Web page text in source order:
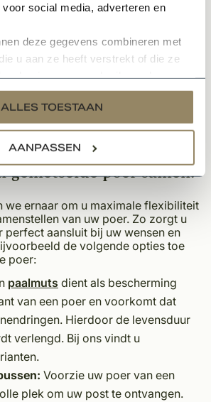
social media, adverteren en
deze gegevens combineren met
u aan ze heeft verstrekt of die ze
ALLES TOESTAAN
AANPASSEN
geven uw oprit een karakteristieke
is niet het enige! Allereerst bieden
waarop de poort of het hek kan
stabiliteit en duurzaamheid van
onder belasting of bij wisselende
Daarnaast is een gemetselde
U combineert namelijk
kunnen goed verwerkt
gemetselde poer samen!
we ernaar om u maximale flexibiliteit
van uw poer. Zo zorgt u
aansluit bij uw wensen en
de volgende opties toe
poer:
paalmuts dient als bescherming
van een poer en voorkomt dat
Hierdoor de levensduur
verlengd. Bij ons vindt u
Voorzie uw poer van een
plek om uw post te ontvangen.